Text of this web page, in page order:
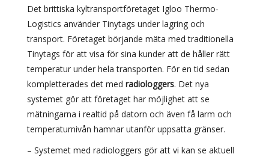
Det brittiska kyltransportföretaget Igloo Thermo-
Logistics använder Tinytags under lagring och
transport. Företaget börjande mäta med traditionella
Tinytags för att visa för sina kunder att de håller rätt
temperatur under hela transporten. För en tid sedan
kompletterades det med radiologgers. Det nya
systemet gör att företaget har möjlighet att se
mätningarna i realtid på datorn och även få larm och
temperaturnivån hamnar utanför uppsatta gränser.
– Systemet med radiologgers gör att vi kan se aktuell